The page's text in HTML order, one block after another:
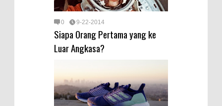
0 9-22-2014
Siapa Orang Pertama yang ke
Luar Angkasa?